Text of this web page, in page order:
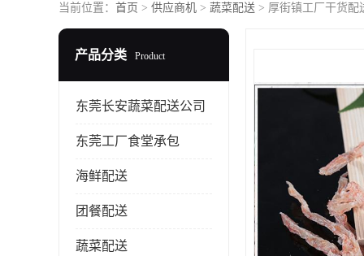
当前位置： 首页 > 供应商机 > 蔬菜配送 > 厚街镇工厂干货配
产品分类 Product
东莞长安蔬菜配送公司
东莞工厂食堂承包
海鲜配送
团餐配送
蔬菜配送